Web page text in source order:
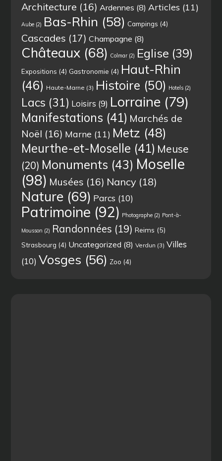
Architecture (16) Ardennes (8) Articles (11)
Aube (2) Bas-Rhin (58) Campings (4)
Cascades (17) Champagne (8)
Châteaux (68) Colmar (2) Eglise (39)
Expositions (4) Gastronomie (4) Haut-Rhin
(46) Haute-Marne (3) Histoire (50) Hotels (2)
Lacs (31) Loisirs (9) Lorraine (79)
Manifestations (41) Marchés de
Noël (16) Marne (11) Metz (48)
Meurthe-et-Moselle (41) Meuse
(20) Monuments (43) Moselle
(98) Musées (16) Nancy (18)
Nature (69) Parcs (10)
Patrimoine (92) Photographe (2) Pont-à-
Mousson (2) Randonnées (19) Reims (5)
Strasbourg (4) Uncategorized (8) Verdun (3) Villes
(10) Vosges (56) Zoo (4)